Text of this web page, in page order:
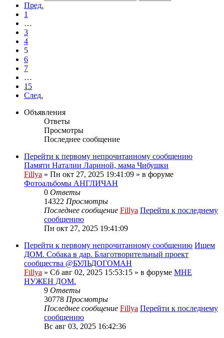
Пред.
1
…
3
4
5
6
7
…
15
След.
Объявления
Ответы
Просмотры
Последнее сообщение
Перейти к первому непрочитанному сообщению
Памяти Наталии Лариной, мама Чибушки
Fillya » Пн окт 27, 2025 19:41:09 » в форуме
Фотоальбомы АНГЛИЧАН
0 Ответы
14322 Просмотры
Последнее сообщение Fillya Перейти к последнему
сообщению
Пн окт 27, 2025 19:41:09
Перейти к первому непрочитанному сообщению Ищем
ДОМ. Собака в дар. Благотворительный проект
сообщества @БУЛЬДОГОМАН
Fillya » Сб авг 02, 2025 15:53:15 » в форуме МНЕ
НУЖЕН ДОМ.
9 Ответы
30778 Просмотры
Последнее сообщение Fillya Перейти к последнему
сообщению
Вс авг 03, 2025 16:42:36